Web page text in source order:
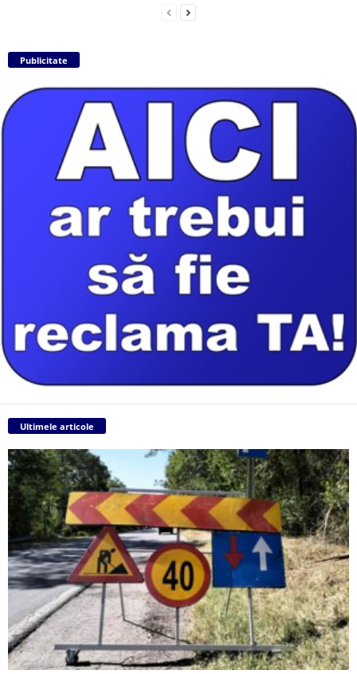
Publicitate
Ultimele articole